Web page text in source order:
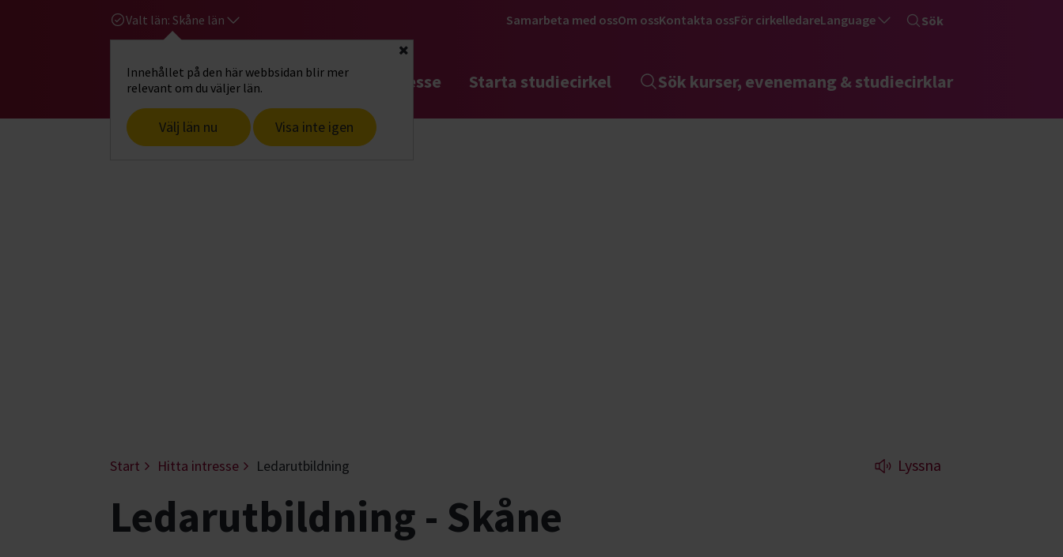
Valt län: Skåne län
Innehållet på den här webbsidan blir mer
relevant om du väljer län.
Välj län nu Visa inte igen
Stäng
Samarbeta med ossOm ossKontakta ossFör cirkelledareLanguage Sök
Gå till studiefrämjandets startsidaHitta intresse Starta studiecirkel Sök kurser, evenemang & studiecirklar
Start Hitta intresse Ledarutbildning Lyssna
Ledarutbildning - Skåne